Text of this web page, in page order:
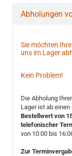
Abholungen
Sie möchten
uns im Lager
Kein Problem!
Die Abholung
Lager ist ab einen
Bestellwert von
telefonischer
von 10:00 bis
Zur